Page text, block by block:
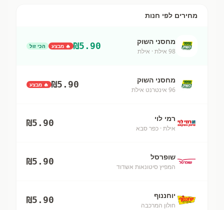
מחירים לפי חנות
מחסני השוק
98 אילת · אילת
₪5.90 🔥 מבצע הכי זול
מחסני השוק
96 אינטרנט אילת
₪5.90 🔥 מבצע
רמי לוי
אילת · כפר סבא
₪5.90
שופרסל
המפיץ סיטונאות אשדוד
₪5.90
יוחננוף
חולון המרכבה
₪5.90